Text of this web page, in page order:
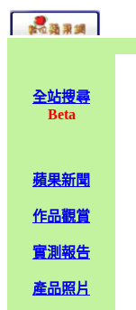
全站搜尋
Beta
蘋果新聞
作品觀賞
實測報告
產品照片